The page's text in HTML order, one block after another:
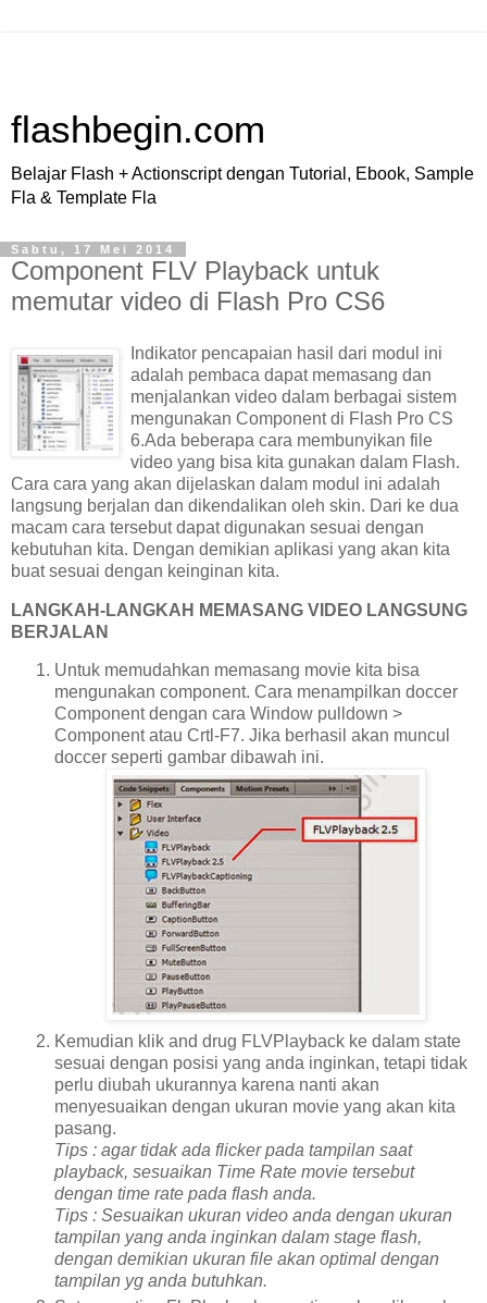
flashbegin.com
Belajar Flash + Actionscript dengan Tutorial, Ebook, Sample
Fla & Template Fla
Sabtu, 17 Mei 2014
Component FLV Playback untuk
memutar video di Flash Pro CS6
Indikator pencapaian hasil dari modul ini
adalah pembaca dapat memasang dan
menjalankan video dalam berbagai sistem
mengunakan Component di Flash Pro CS
6.Ada beberapa cara membunyikan file
video yang bisa kita gunakan dalam Flash.
Cara cara yang akan dijelaskan dalam modul ini adalah
langsung berjalan dan dikendalikan oleh skin. Dari ke dua
macam cara tersebut dapat digunakan sesuai dengan
kebutuhan kita. Dengan demikian aplikasi yang akan kita
buat sesuai dengan keinginan kita.
LANGKAH-LANGKAH MEMASANG VIDEO LANGSUNG
BERJALAN
Untuk memudahkan memasang movie kita bisa
mengunakan component. Cara menampilkan doccer
Component dengan cara Window pulldown >
Component atau Crtl-F7. Jika berhasil akan muncul
doccer seperti gambar dibawah ini.
Kemudian klik and drug FLVPlayback ke dalam state
sesuai dengan posisi yang anda inginkan, tetapi tidak
perlu diubah ukurannya karena nanti akan
menyesuaikan dengan ukuran movie yang akan kita
pasang.
Tips : agar tidak ada flicker pada tampilan saat
playback, sesuaikan Time Rate movie tersebut
dengan time rate pada flash anda.
Tips : Sesuaikan ukuran video anda dengan ukuran
tampilan yang anda inginkan dalam stage flash,
dengan demikian ukuran file akan optimal dengan
tampilan yg anda butuhkan.